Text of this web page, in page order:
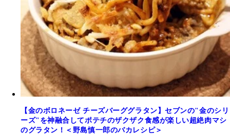
【金のボロネーゼ チーズバーググラタン】セブンの"金のシリ
ーズ"を神融合してポテチのザクザク食感が楽しい超絶肉マシ
のグラタン！＜野島慎一郎のバカレシピ＞